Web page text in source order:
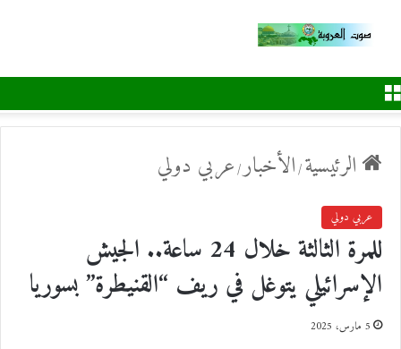
الرئيسية/الأخبار/عربي دولي
عربي دولي
للمرة الثالثة خلال 24 ساعة.. الجيش
الإسرائيلي يتوغل في ريف “القنيطرة” بسوريا
5 مارس، 2025